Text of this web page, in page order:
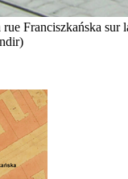
Franciszkańska